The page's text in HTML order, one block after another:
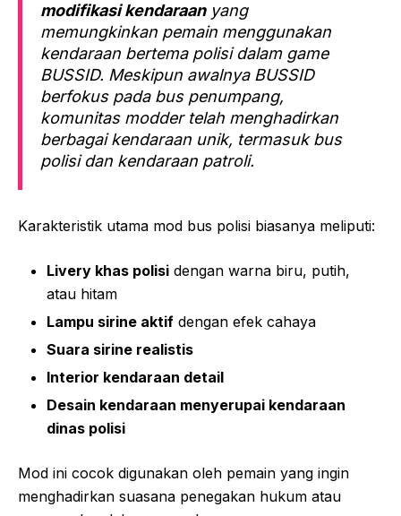
modifikasi kendaraanyang
memungkinkan pemain menggunakan
kendaraan bertema polisi dalam game
BUSSID. Meskipun awalnya BUSSID
berfokus pada bus penumpang,
komunitas modder telah menghadirkan
berbagai kendaraan unik, termasuk bus
polisi dan kendaraan patroli.
Karakteristik utama mod bus polisi biasanya meliputi:
Livery khas polisi dengan warna biru, putih,
atau hitam
Lampu sirine aktif dengan efek cahaya
Suara sirine realistis
Interior kendaraan detail
Desain kendaraan menyerupai kendaraan
dinas polisi
Mod ini cocok digunakan oleh pemain yang ingin
menghadirkan suasana penegakan hukum atau